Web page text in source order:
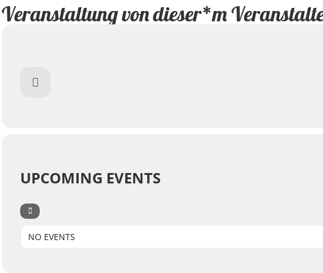
Veranstaltung von dieser*m
UPCOMING EVENTS
NO EVENTS